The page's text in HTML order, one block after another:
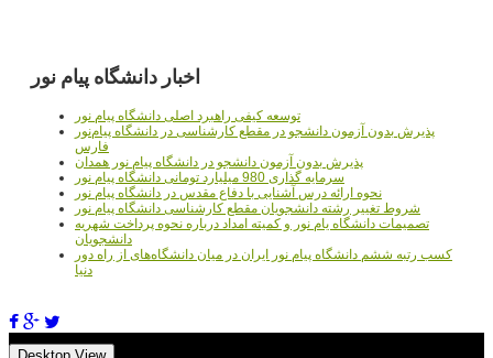
اخبار دانشگاه پیام نور
توسعه کیفی راهبرد اصلی دانشگاه پیام نور
پذیرش بدون آزمون دانشجو در مقطع کارشناسی در دانشگاه پیام‌نور
فارس
پذیرش بدون آزمون دانشجو در دانشگاه پیام نور همدان
سرمایه گذاری 980 میلیارد تومانی دانشگاه پیام نور
نحوه ارائه درس آشنایی با دفاع مقدس در دانشگاه پیام نور
شروط تغییر رشته دانشجویان مقطع کارشناسی دانشگاه پیام نور
تصمیمات دانشگاه یام نور و کمیته امداد درباره نحوه پرداخت شهریه
دانشجویان
کسب رتبه ششم دانشگاه پیام نور ایران در میان دانشگاه‌های از راه دور
دنیا